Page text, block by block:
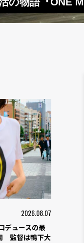
2026.08.07
デュースの最
監督は鴨下大